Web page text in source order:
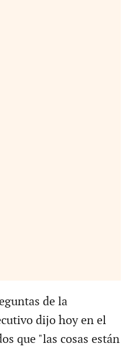
de la
dijo hoy en el
que "las cosas están